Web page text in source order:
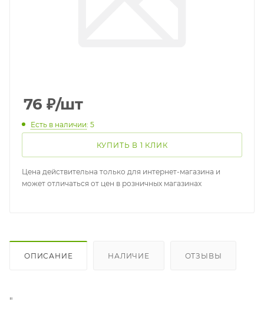
76 ₽/шт
Есть в наличии: 5
КУПИТЬ В 1 КЛИК
Цена действительна только для интернет-магазина и
может отличаться от цен в розничных магазинах
ОПИСАНИЕ НАЛИЧИЕ ОТЗЫВЫ
"